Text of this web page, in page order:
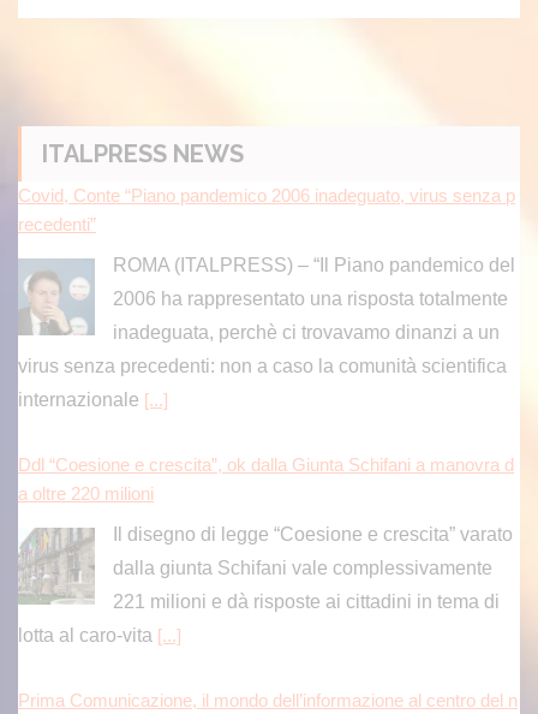
ITALPRESS NEWS
Covid, Conte “Piano pandemico 2006 inadeguato, virus senza p
recedenti”
ROMA (ITALPRESS) – “Il Piano pandemico del
2006 ha rappresentato una risposta totalmente
inadeguata, perchè ci trovavamo dinanzi a un
virus senza precedenti: non a caso la comunità scientifica
internazionale [...]
Ddl “Coesione e crescita”, ok dalla Giunta Schifani a manovra d
a oltre 220 milioni
Il disegno di legge “Coesione e crescita” varato
dalla giunta Schifani vale complessivamente
221 milioni e dà risposte ai cittadini in tema di
lotta al caro-vita [...]
Prima Comunicazione, il mondo dell’informazione al centro del n